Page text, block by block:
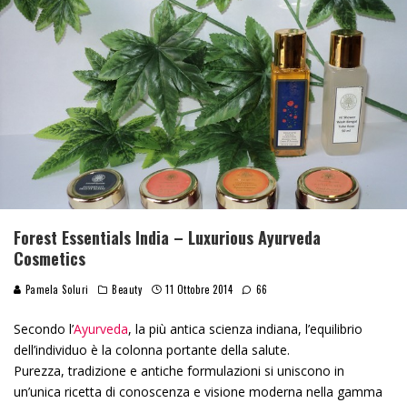
Forest Essentials India – Luxurious Ayurveda
Cosmetics
Pamela Soluri Beauty 11 Ottobre 2014 66
Secondo l’Ayurveda, la più antica scienza indiana, l’equilibrio
dell’individuo è la colonna portante della salute.
Purezza, tradizione e antiche formulazioni si uniscono in
un’unica ricetta di conoscenza e visione moderna nella gamma